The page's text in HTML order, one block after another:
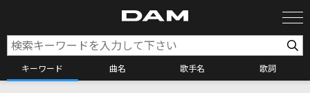
キーワード 曲名 歌手名 歌詞